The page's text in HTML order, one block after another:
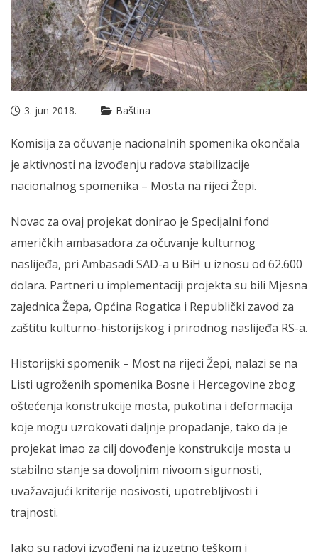
3. jun 2018. Baština
Komisija za očuvanje nacionalnih spomenika okončala
je aktivnosti na izvođenju radova stabilizacije
nacionalnog spomenika – Mosta na rijeci Žepi.
Novac za ovaj projekat donirao je Specijalni fond
američkih ambasadora za očuvanje kulturnog
naslijeđa, pri Ambasadi SAD-a u BiH u iznosu od 62.600
dolara. Partneri u implementaciji projekta su bili Mjesna
zajednica Žepa, Općina Rogatica i Republički zavod za
zaštitu kulturno-historijskog i prirodnog naslijeđa RS-a.
Historijski spomenik – Most na rijeci Žepi, nalazi se na
Listi ugroženih spomenika Bosne i Hercegovine zbog
oštećenja konstrukcije mosta, pukotina i deformacija
koje mogu uzrokovati daljnje propadanje, tako da je
projekat imao za cilj dovođenje konstrukcije mosta u
stabilno stanje sa dovoljnim nivoom sigurnosti,
uvažavajući kriterije nosivosti, upotrebljivosti i
trajnosti.
Iako su radovi izvođeni na izuzetno teškom i